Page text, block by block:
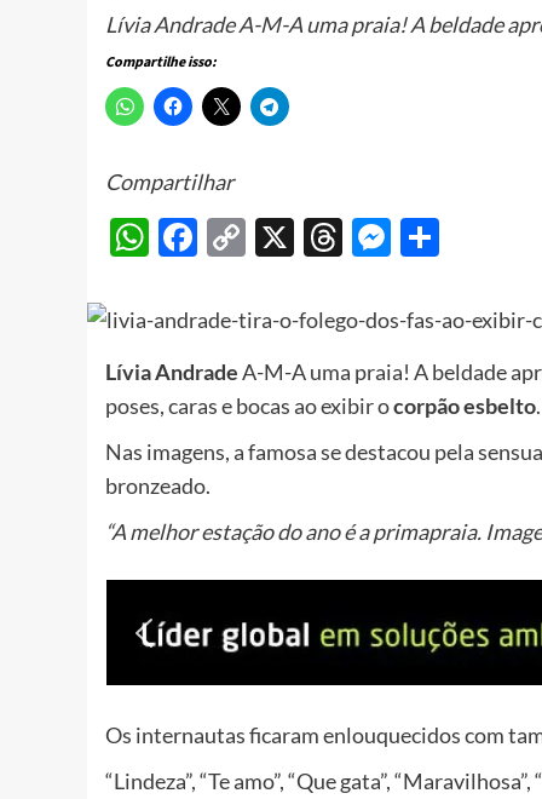
Lívia Andrade A-M-A uma praia! A beldade
Compartilhe isso:
Compartilhar
WhatsApp
Facebook
Copy
X Threads
Lívia AndradeA-M-A uma praia! A beldade
poses, caras e bocas ao exibir ocorpão esbelto.
Nas imagens, a famosa se destacou pela
bronzeado.
“A melhor estação do ano é a primapraia.
Os internautas ficaram enlouquecidos com
“Lindeza”, “Te amo”, “Que gata”,